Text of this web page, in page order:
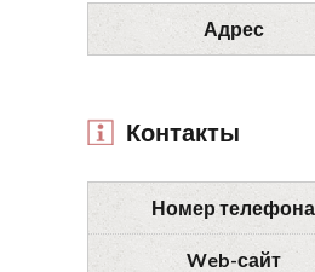
Адрес
Контакты
Номер телефона
Web-сайт